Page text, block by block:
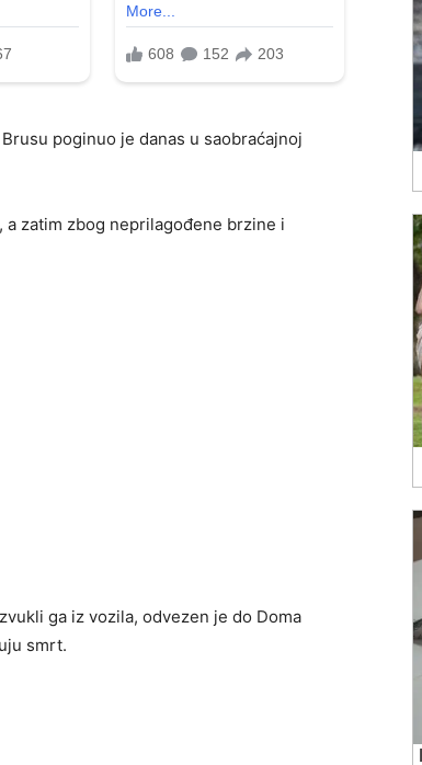
poginuo je danas u saobraćajnoj
zatim zbog neprilagođene brzine i
ga iz vozila, odvezen je do Doma
smrt.